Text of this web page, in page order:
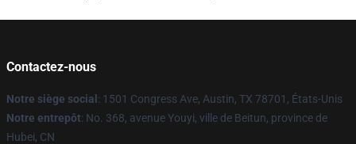
Contactez-nous
Notre siège social : 1501 Congress Ave, Austin, TX 78701, États-Unis
Notre entrepôt: No. 368, avenue Youyi, ville de Beitun, province de
Hubei, CN